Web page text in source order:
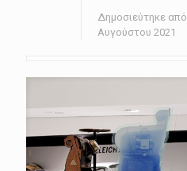
Δημοσιεύτηκε από
Αυγούστου 2021